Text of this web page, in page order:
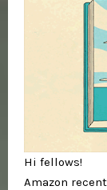
Hi fellows!
Amazon